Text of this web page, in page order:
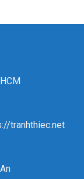
tranhthiec.net